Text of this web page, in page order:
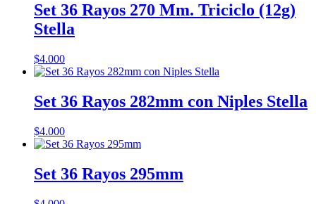
Set 36 Rayos 270 Mm. Triciclo (12g)
Stella
$4.000
Set 36 Rayos 282mm con Niples Stella
$4.000
Set 36 Rayos 295mm